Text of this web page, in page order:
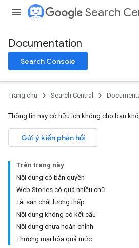
Search
Documentation
Search Console
Trang chủ Search Central
Thông tin này có hữu ích không cho bạn
Gửi ý kiến phản hồi
Trên trang này
Nội dung có bản quyền
Web Stories có quá nhiều chữ
Tài sản chất lượng thấp
Nội dung không có kết cấu
Nội dung chưa hoàn chỉnh
Thương mại hóa quá mức